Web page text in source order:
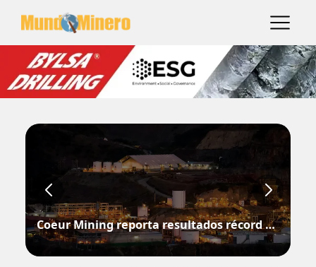
Coeur Mining reporta resultados récord en el segundo trimestre de 2026